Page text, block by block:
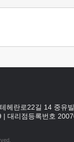
헤란로22길 14 중유
| 대리점등록번호